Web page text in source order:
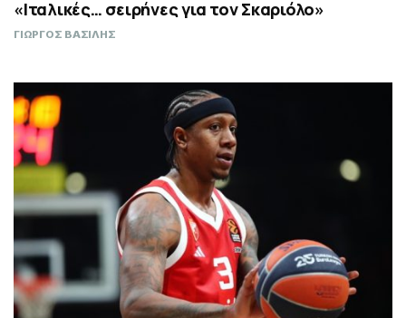
«Ιταλικές… σειρήνες για τον Σκαριόλο»
ΓΙΩΡΓΟΣ ΒΑΣΙΛΗΣ